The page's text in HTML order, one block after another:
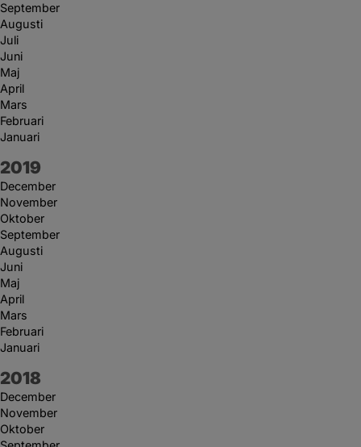
September
Augusti
Juli
Juni
Maj
April
Mars
Februari
Januari
År:
2019
December
November
Oktober
September
Augusti
Juni
Maj
April
Mars
Februari
Januari
År:
2018
December
November
Oktober